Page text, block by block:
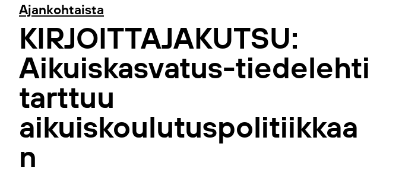
Ajankohtaista
KIRJOITTAJAKUTSU:
Aikuiskasvatus-tiedelehti
tarttuu
aikuiskoulutuspolitiikkaa
n